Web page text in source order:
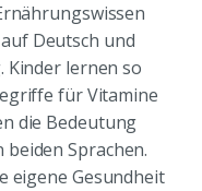
Deutsch und
Kinder lernen so
für Vitamine
die Bedeutung
Sprachen.
eigene Gesundheit